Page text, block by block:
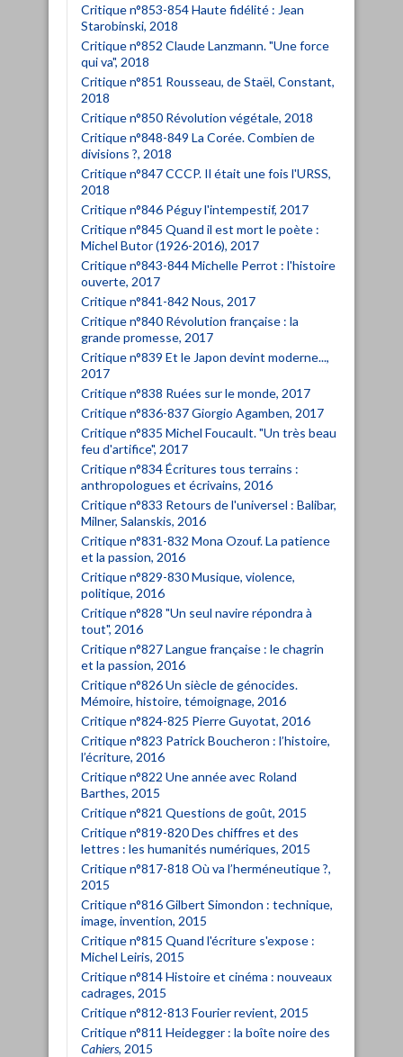
Critique n°853-854 Haute fidélité : Jean
Starobinski, 2018
Critique n°852 Claude Lanzmann. "Une force
qui va", 2018
Critique n°851 Rousseau, de Staël, Constant,
2018
Critique n°850 Révolution végétale, 2018
Critique n°848-849 La Corée. Combien de
divisions ?, 2018
Critique n°847 CCCP. Il était une fois l'URSS,
2018
Critique n°846 Péguy l'intempestif, 2017
Critique n°845 Quand il est mort le poète :
Michel Butor (1926-2016), 2017
Critique n°843-844 Michelle Perrot : l'histoire
ouverte, 2017
Critique n°841-842 Nous, 2017
Critique n°840 Révolution française : la
grande promesse, 2017
Critique n°839 Et le Japon devint moderne...,
2017
Critique n°838 Ruées sur le monde, 2017
Critique n°836-837 Giorgio Agamben, 2017
Critique n°835 Michel Foucault. "Un très beau
feu d'artifice", 2017
Critique n°834 Écritures tous terrains :
anthropologues et écrivains, 2016
Critique n°833 Retours de l'universel : Balibar,
Milner, Salanskis, 2016
Critique n°831-832 Mona Ozouf. La patience
et la passion, 2016
Critique n°829-830 Musique, violence,
politique, 2016
Critique n°828 "Un seul navire répondra à
tout", 2016
Critique n°827 Langue française : le chagrin
et la passion, 2016
Critique n°826 Un siècle de génocides.
Mémoire, histoire, témoignage, 2016
Critique n°824-825 Pierre Guyotat, 2016
Critique n°823 Patrick Boucheron : l’histoire,
l’écriture, 2016
Critique n°822 Une année avec Roland
Barthes, 2015
Critique n°821 Questions de goût, 2015
Critique n°819-820 Des chiffres et des
lettres : les humanités numériques, 2015
Critique n°817-818 Où va l’herméneutique ?,
2015
Critique n°816 Gilbert Simondon : technique,
image, invention, 2015
Critique n°815 Quand l'écriture s'expose :
Michel Leiris, 2015
Critique n°814 Histoire et cinéma : nouveaux
cadrages, 2015
Critique n°812-813 Fourier revient, 2015
Critique n°811 Heidegger : la boîte noire des
Cahiers, 2015